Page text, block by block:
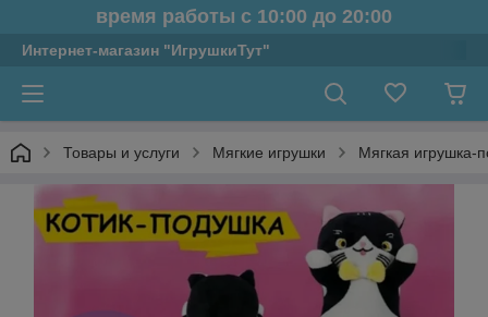
время работы с 10:00 до 20:00
Интернет-магазин "ИгрушкиТут"
Товары и услуги Мягкие игрушки Мягкая игрушка-